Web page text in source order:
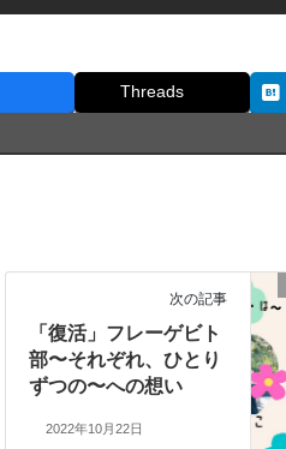
Threads
次の記事
「復活」フレーゲビト
部〜それぞれ、ひとり
ずつの〜への想い
2022年10月22日